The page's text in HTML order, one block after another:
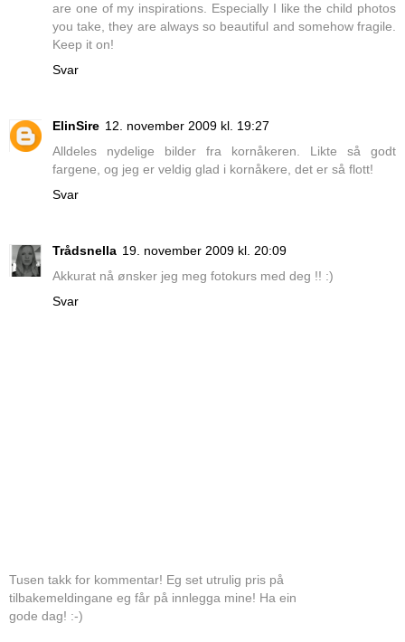
are one of my inspirations. Especially I like the child photos
you take, they are always so beautiful and somehow fragile.
Keep it on!
Svar
ElinSire 12. november 2009 kl. 19:27
Alldeles nydelige bilder fra kornåkeren. Likte så godt
fargene, og jeg er veldig glad i kornåkere, det er så flott!
Svar
Trådsnella 19. november 2009 kl. 20:09
Akkurat nå ønsker jeg meg fotokurs med deg !! :)
Svar
Tusen takk for kommentar! Eg set utrulig pris på
tilbakemeldingane eg får på innlegga mine! Ha ein
gode dag! :-)